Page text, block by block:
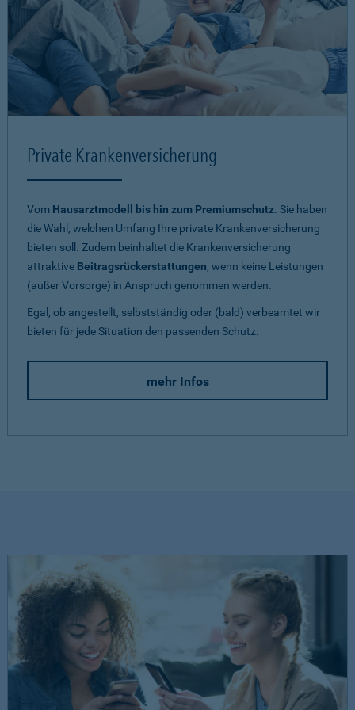
Private Krankenversicherung
Vom Hausarztmodell bis hin zum Premiumschutz. Sie haben
die Wahl, welchen Umfang Ihre private Krankenversicherung
bieten soll. Zudem beinhaltet die Krankenversicherung
attraktive Beitragsrückerstattungen, wenn keine Leistungen
(außer Vorsorge) in Anspruch genommen werden.
Egal, ob angestellt, selbstständig oder (bald) verbeamtet wir
bieten für jede Situation den passenden Schutz.
mehr Infos